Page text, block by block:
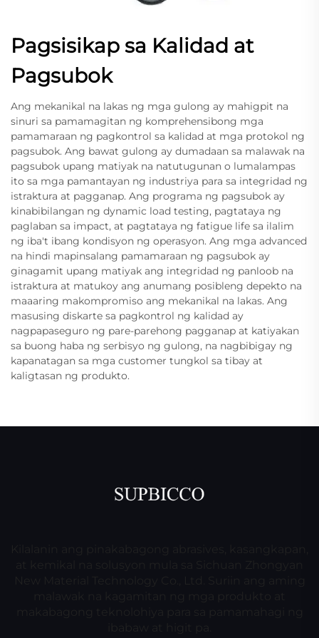
Pagsisikap sa Kalidad at
Pagsubok
Ang mekanikal na lakas ng mga gulong ay mahigpit na
sinuri sa pamamagitan ng komprehensibong mga
pamamaraan ng pagkontrol sa kalidad at mga protokol ng
pagsubok. Ang bawat gulong ay dumadaan sa malawak na
pagsubok upang matiyak na natutugunan o lumalampas
ito sa mga pamantayan ng industriya para sa integridad ng
istraktura at pagganap. Ang programa ng pagsubok ay
kinabibilangan ng dynamic load testing, pagtataya ng
paglaban sa impact, at pagtataya ng fatigue life sa ilalim
ng iba't ibang kondisyon ng operasyon. Ang mga advanced
na hindi mapinsalang pamamaraan ng pagsubok ay
ginagamit upang matiyak ang integridad ng panloob na
istraktura at matukoy ang anumang posibleng depekto na
maaaring makompromiso ang mekanikal na lakas. Ang
masusing diskarte sa pagkontrol ng kalidad ay
nagpapaseguro ng pare-parehong pagganap at katiyakan
sa buong haba ng serbisyo ng gulong, na nagbibigay ng
kapanatagan sa mga customer tungkol sa tibay at
kaligtasan ng produkto.